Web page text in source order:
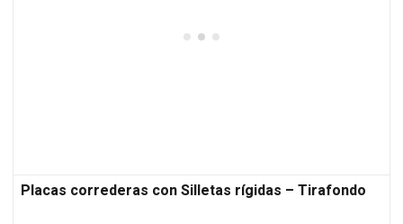
Placas correderas con Silletas rígidas – Tirafondo